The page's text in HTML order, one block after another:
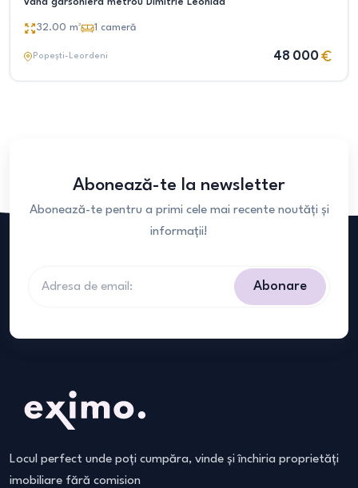
32.00 m² 1 cameră
Popești-Leordeni 48 000
Abonează-te la newsletter
Abonează-te pentru a primi cele mai recente noutăți și
informații!
Abonare
Locul perfect unde poți cumpăra, vinde și închiria proprietăți
imobiliare fără comision